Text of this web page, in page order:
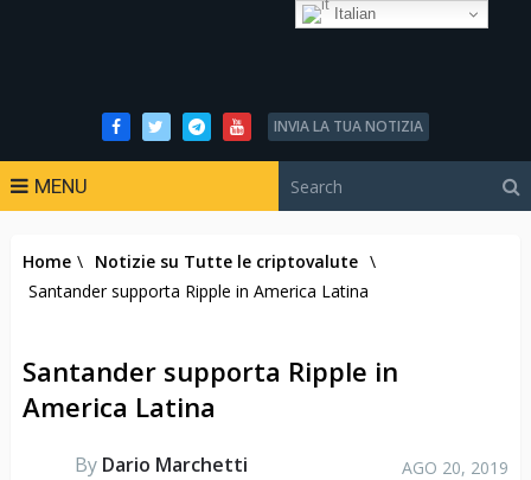
INVIA LA TUA NOTIZIA
MENU
Home \ Notizie su Tutte le criptovalute \
Santander supporta Ripple in America Latina
Santander supporta Ripple in
America Latina
By Dario Marchetti AGO 20, 2019
Italian